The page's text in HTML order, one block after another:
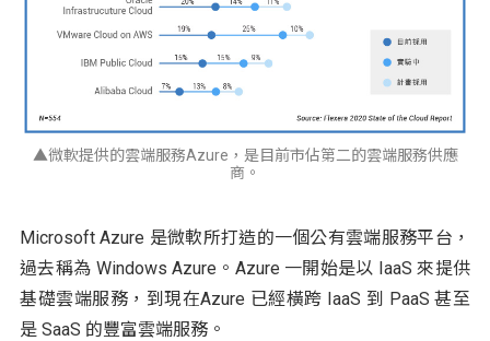
▲微軟提供的雲端服務Azure，是目前市佔第二的雲端服務供應
商。
Microsoft Azure 是微軟所打造的一個公有雲端服務平台，
過去稱為 Windows Azure。Azure 一開始是以 IaaS 來提供
基礎雲端服務，到現在Azure 已經橫跨 IaaS 到 PaaS 甚至
是 SaaS 的豐富雲端服務。